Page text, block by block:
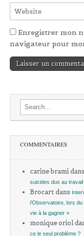
Enregistrer mon
navigateur pour
Search for:
COMMENTAIRES
carine bramidans
suicides dus au travail
Brocartdans
l’Observatoire, lors
vie à la gagner »
monique oriol
ce le seul problème ?